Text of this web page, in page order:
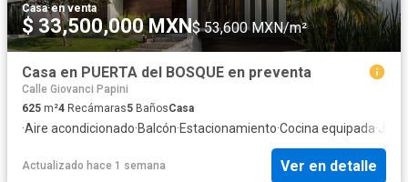
Casa·en venta
$ 33,500,000 MXN$ 53,600 MXN/m²
Casa en PUERTA del BOSQUE en preventa
Calle Giovanci Papini
625 m²4 Recámaras5 BañosCasa
·Aire acondicionado·Balcón·Estacionamiento·Cocina equipada·
Actualizado hace 1 semana Ver en detalle